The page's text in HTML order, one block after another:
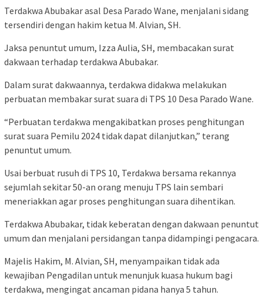
Terdakwa Abubakar asal Desa Parado Wane, menjalani sidang
tersendiri dengan hakim ketua M. Alvian, SH.
Jaksa penuntut umum, Izza Aulia, SH, membacakan surat
dakwaan terhadap terdakwa Abubakar.
Dalam surat dakwaannya, terdakwa didakwa melakukan
perbuatan membakar surat suara di TPS 10 Desa Parado Wane.
“Perbuatan terdakwa mengakibatkan proses penghitungan
surat suara Pemilu 2024 tidak dapat dilanjutkan,” terang
penuntut umum.
Usai berbuat rusuh di TPS 10, Terdakwa bersama rekannya
sejumlah sekitar 50-an orang menuju TPS lain sembari
meneriakkan agar proses penghitungan suara dihentikan.
Terdakwa Abubakar, tidak keberatan dengan dakwaan penuntut
umum dan menjalani persidangan tanpa didampingi pengacara.
Majelis Hakim, M. Alvian, SH, menyampaikan tidak ada
kewajiban Pengadilan untuk menunjuk kuasa hukum bagi
terdakwa, mengingat ancaman pidana hanya 5 tahun.